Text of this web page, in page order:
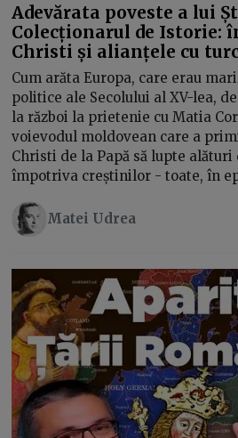
Adevărata poveste a lui
Colecționarul de Istorie:
Christi și alianțele cu
Cum arăta Europa, care erau
politice ale Secolului al XV-lea,
la război la prietenie cu Matia
voievodul moldovean care a
Christi de la Papă să lupte
împotriva creștinilor - toate, în
Matei Udrea